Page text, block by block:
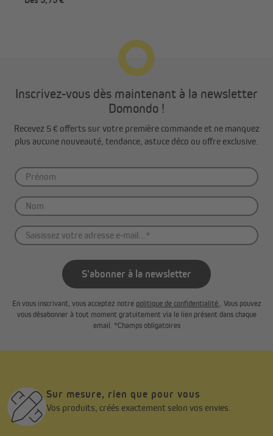
Étape 1
Accrochez ensuite les mini-clips de serrage, en commençant par
le côté plat sur le battant, de manière à ce que la partie incurvée
du clip s’insère dans le rail supérieur du store.
Étape 2
Assurez-vous que les mini-clips sont complètement enclenchés
sous la rainure du rail supérieur. Vérifiez que les joints en
caoutchouc ne sont pas tordus, car cela pourrait compliquer la
fixation et pousser les clips vers le haut.
Inscrivez-vous dès maintenant à la newsletter
Domondo !
Recevez 5 € offerts sur votre première commande et ne manquez
plus aucune nouveauté, tendance, astuce déco ou offre exclusive.
S'abonner à la newsletter
En vous inscrivant, vous acceptez notre politique de confidentialité. . Vous pouvez
vous désabonner à tout moment gratuitement via le lien présent dans chaque
email. *Champs obligatoires
Sur mesure, rien que pour vous
Vos produits, créés exactement selon vos envies.